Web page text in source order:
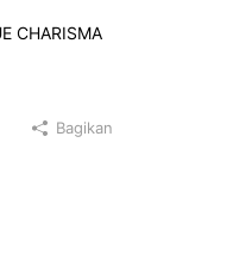
CHARISMA
Bagikan